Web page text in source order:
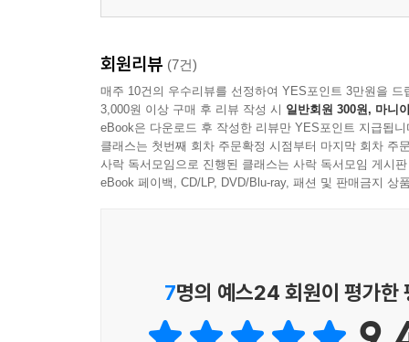
회원리뷰 (7건)
매주 10건의 우수리뷰를 선정하여 YES포인트 3만원을 드
3,000원 이상 구매 후 리뷰 작성 시 일반회원 300원, 마니
eBook은 다운로드 후 작성한 리뷰만 YES포인트 지급됩니
클래스는 첫번째 회차 주문확정 시점부터 마지막 회차 주
사락 독서모임으로 진행된 클래스는 사락 독서모임 게시
eBook 페이백, CD/LP, DVD/Blu-ray, 패션 및 판매금지 상
7명의 예스24 회원이 평가한